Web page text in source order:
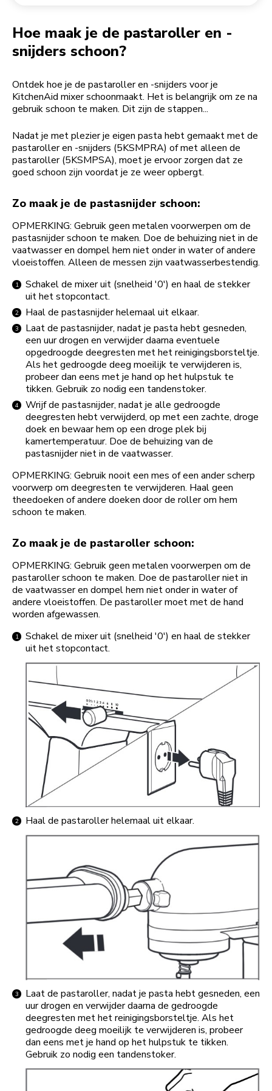
Hoe maak je de pastaroller en -
snijders schoon?
Ontdek hoe je de pastaroller en -snijders voor je
KitchenAid mixer schoonmaakt. Het is belangrijk om ze na
gebruik schoon te maken. Dit zijn de stappen...
Nadat je met plezier je eigen pasta hebt gemaakt met de
pastaroller en -snijders (5KSMPRA) of met alleen de
pastaroller (5KSMPSA), moet je ervoor zorgen dat ze
goed schoon zijn voordat je ze weer opbergt.
Zo maak je de pastasnijder schoon:
OPMERKING: Gebruik geen metalen voorwerpen om de
pastasnijder schoon te maken. Doe de behuizing niet in de
vaatwasser en dompel hem niet onder in water of andere
vloeistoffen. Alleen de messen zijn vaatwasserbestendig.
Schakel de mixer uit (snelheid '0') en haal de stekker
uit het stopcontact.
Haal de pastasnijder helemaal uit elkaar.
Laat de pastasnijder, nadat je pasta hebt gesneden,
een uur drogen en verwijder daarna eventuele
opgedroogde deegresten met het reinigingsborsteltje.
Als het gedroogde deeg moeilijk te verwijderen is,
probeer dan eens met je hand op het hulpstuk te
tikken. Gebruik zo nodig een tandenstoker.
Wrijf de pastasnijder, nadat je alle gedroogde
deegresten hebt verwijderd, op met een zachte, droge
doek en bewaar hem op een droge plek bij
kamertemperatuur. Doe de behuizing van de
pastasnijder niet in de vaatwasser.
OPMERKING: Gebruik nooit een mes of een ander scherp
voorwerp om deegresten te verwijderen. Haal geen
theedoeken of andere doeken door de roller om hem
schoon te maken.
Zo maak je de pastaroller schoon:
OPMERKING: Gebruik geen metalen voorwerpen om de
pastaroller schoon te maken. Doe de pastaroller niet in
de vaatwasser en dompel hem niet onder in water of
andere vloeistoffen. De pastaroller moet met de hand
worden afgewassen.
Schakel de mixer uit (snelheid '0') en haal de stekker
uit het stopcontact.
Haal de pastaroller helemaal uit elkaar.
Laat de pastaroller, nadat je pasta hebt gesneden, een
uur drogen en verwijder daarna de gedroogde
deegresten met het reinigingsborsteltje. Als het
gedroogde deeg moeilijk te verwijderen is, probeer
dan eens met je hand op het hulpstuk te tikken.
Gebruik zo nodig een tandenstoker.